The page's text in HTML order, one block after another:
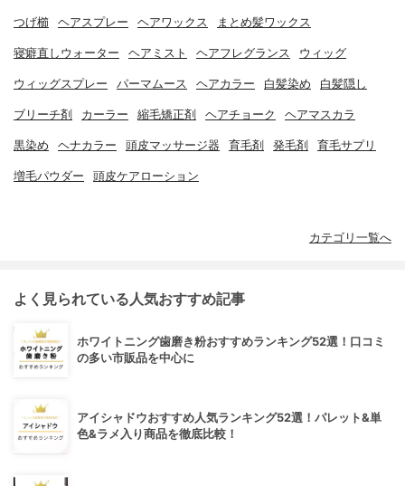
つげ櫛 ヘアスプレー ヘアワックス まとめ髪ワックス
寝癖直しウォーター ヘアミスト ヘアフレグランス ウィッグ
ウィッグスプレー パーマムース ヘアカラー 白髪染め 白髪隠し
ブリーチ剤 カーラー 縮毛矯正剤 ヘアチョーク ヘアマスカラ
黒染め ヘナカラー 頭皮マッサージ器 育毛剤 発毛剤 育毛サプリ
増毛パウダー 頭皮ケアローション
カテゴリ一覧へ
よく見られている人気おすすめ記事
ホワイトニング歯磨き粉おすすめランキング52選！口コミ
の多い市販品を中心に
アイシャドウおすすめ人気ランキング52選！パレット&単
色&ラメ入り商品を徹底比較！